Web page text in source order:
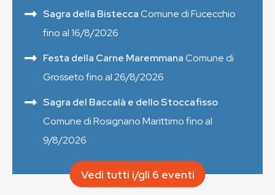
Sagra della BisteccaComune di Fucecchio
fino al 16/8/2026
Festa della Carne MaremmanaComune di
Grosseto fino al 26/8/2026
Sagra del Baccalà e dello Stoccafisso
Comune di Rosignano Marittimo fino al
9/8/2026
Vedi tutti i/gli 6 eventi